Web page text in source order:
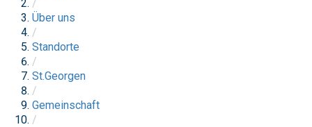
/
Über uns
/
Standorte
/
St.Georgen
/
Gemeinschaft
/